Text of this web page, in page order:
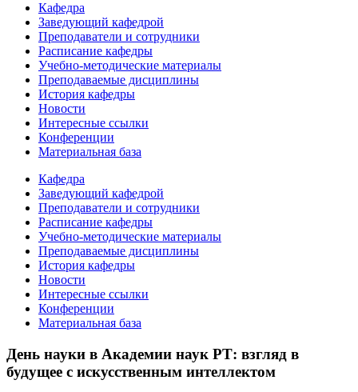
Кафедра
Заведующий кафедрой
Преподаватели и сотрудники
Расписание кафедры
Учебно-методические материалы
Преподаваемые дисциплины
История кафедры
Новости
Интересные ссылки
Конференции
Материальная база
Кафедра
Заведующий кафедрой
Преподаватели и сотрудники
Расписание кафедры
Учебно-методические материалы
Преподаваемые дисциплины
История кафедры
Новости
Интересные ссылки
Конференции
Материальная база
День науки в Академии наук РТ: взгляд в
будущее с искусственным интеллектом